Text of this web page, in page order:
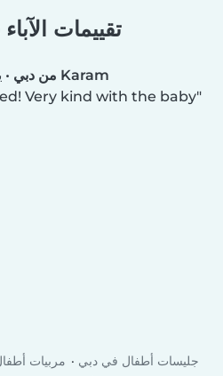
تقييمات
Karam من دبي •
Very kind with the baby
جليسات أطفال في دبي
مربيات